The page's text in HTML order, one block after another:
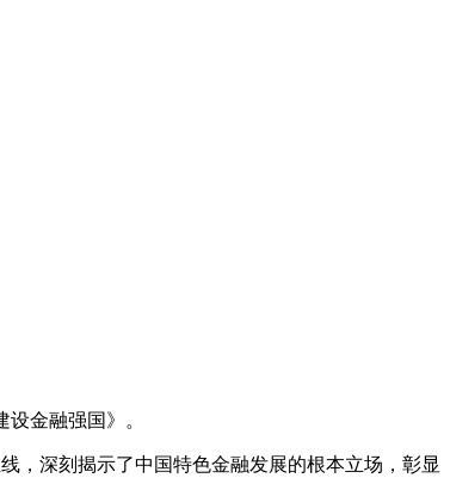
金融强国》。
深刻揭示了中国特色金融发展的根本立场，彰显